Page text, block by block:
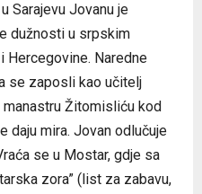
Sarajevu Jovanu je
dužnosti u srpskim
Hercegovine. Naredne
se zaposli kao učitelj
Žitomisliću kod
daju mira. Jovan odlučuje
se u Mostar, gdje sa
zora” (list za zabavu,